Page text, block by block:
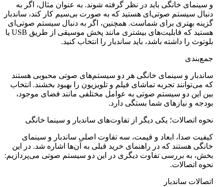
و سینمای خانگی باید در نظر گرفته شوند. به عنوان مثال، اگر به
دنبال سیستم صوتی‌ای هستید که به صورت بی‌سیم کار کند، ساندبار
گزینه بهتری برای شماست. همچنین، اگر به دنبال سیستم صوتی‌ای
هستید که قابلیت‌های بیشتری مانند پخش موسیقی از طریق USB یا
بلوتوث را داشته باشد، باید ساندبار را انتخاب کنید.
جمع‌بندی
ساندبار و سینمای خانگی هر دو سیستم‌های صوتی محبوبی هستند
که می‌توانند تجربه تماشای فیلم و تلویزیون را بهبود بخشند. انتخاب
بین این دو سیستم صوتی به عوامل مختلفی مانند فضای موجود،
بودجه و نیازهای شما بستگی دارد.
نحوه اتصالات؛ یکی دیگر از تفاوت‌های ساندبار و سینما خانگی
کیفیت صدا، ابعاد و قیمت، سه تفاوت اصلی ساندبار و سینمای
خانگی هستند که در راهنمای خرید قبلی به آن‌ها اشاره شد. در این
بخش، به بررسی تفاوت دیگری در این دو سیستم صوتی می‌پردازیم:
نحوه اتصالات.
اتصالات ساندبار